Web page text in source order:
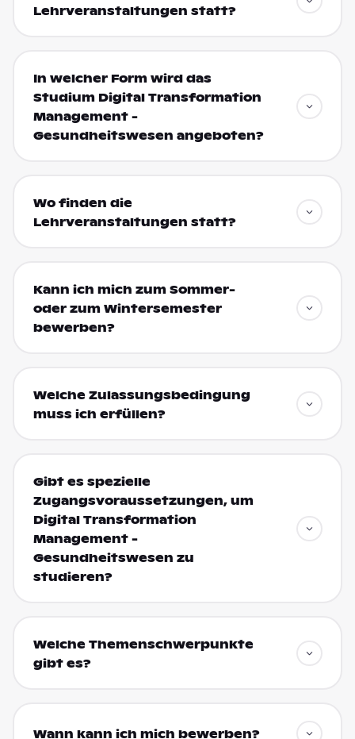
Lehrveranstaltungen statt?
In welcher Form wird das
Studium Digital Transformation
Management -
Gesundheitswesen angeboten?
Wo finden die
Lehrveranstaltungen statt?
Kann ich mich zum Sommer-
oder zum Wintersemester
bewerben?
Welche Zulassungsbedingung
muss ich erfüllen?
Gibt es spezielle
Zugangsvoraussetzungen, um
Digital Transformation
Management -
Gesundheitswesen zu
studieren?
Welche Themenschwerpunkte
gibt es?
Wann kann ich mich bewerben?